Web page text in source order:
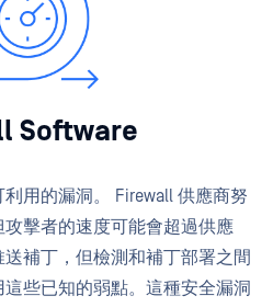
Software
用的漏洞。 Firewall 供應商努
擊者的速度可能會超過供應
補丁，但檢測和補丁部署之間
些已知的弱點。這種安全漏洞